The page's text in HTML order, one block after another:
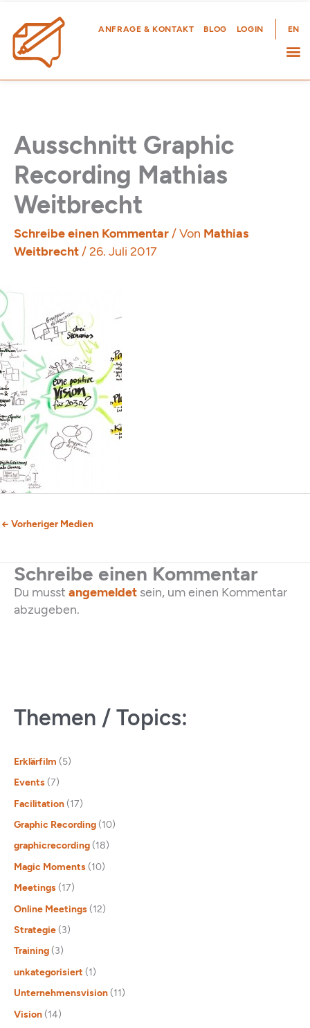
Inhalt
springen
ANFRAGE & KONTAKT BLOG LOGIN EN
Ausschnitt Graphic
Recording Mathias
Weitbrecht
Schreibe einen Kommentar/ Von Mathias
Weitbrecht/26. Juli 2017
← Vorheriger Medien
Schreibe einen Kommentar
Du musst angemeldet sein, um einen Kommentar
abzugeben.
Themen / Topics:
Erklärfilm (5)
Events (7)
Facilitation (17)
Graphic Recording (10)
graphicrecording (18)
Magic Moments (10)
Meetings (17)
Online Meetings (12)
Strategie (3)
Training (3)
unkategorisiert (1)
Unternehmensvision (11)
Vision (14)